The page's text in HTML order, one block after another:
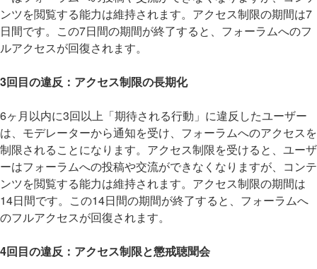
ンツを閲覧する能力は維持されます。アクセス制限の期間は7
日間です。この7日間の期間が終了すると、フォーラムへのフ
ルアクセスが回復されます。
3回目の違反：アクセス制限の長期化
6ヶ月以内に3回以上「期待される行動」に違反したユーザー
は、モデレーターから通知を受け、フォーラムへのアクセスを
制限されることになります。アクセス制限を受けると、ユーザ
ーはフォーラムへの投稿や交流ができなくなりますが、コンテ
ンツを閲覧する能力は維持されます。アクセス制限の期間は
14日間です。この14日間の期間が終了すると、フォーラムへ
のフルアクセスが回復されます。
4回目の違反：アクセス制限と懲戒聴聞会